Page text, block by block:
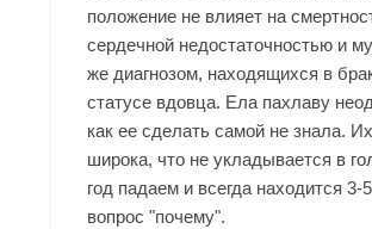
положение не влияет на
сердечной недостаточностью и
же диагнозом, находящихся в
статусе вдовца. Ела пахлаву
как ее сделать самой не знала.
широка, что не укладывается в
год падаем и всегда находится 3-
вопрос "почему".